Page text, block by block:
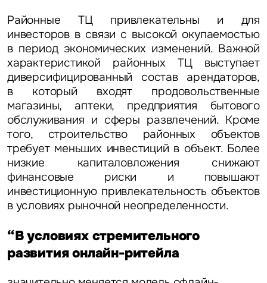
Районные ТЦ привлекательны и для
инвесторов в связи с высокой окупаемостью
в период экономических изменений. Важной
характеристикой районных ТЦ выступает
диверсифицированный состав арендаторов,
в который входят продовольственные
магазины, аптеки, предприятия бытового
обслуживания и сферы развлечений. Кроме
того, строительство районных объектов
требует меньших инвестиций в объект. Более
низкие капиталовложения снижают
финансовые риски и повышают
инвестиционную привлекательность объектов
в условиях рыночной неопределенности.
“В условиях стремительного
развития онлайн-ритейла
Задайте свой вопрос